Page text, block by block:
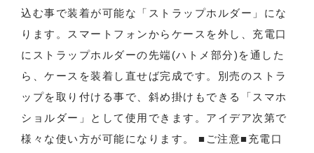
込む事で装着が可能な「ストラップホルダー」にな
ります。スマートフォンからケースを外し、充電口
にストラップホルダーの先端(ハトメ部分)を通した
ら、ケースを装着し直せば完成です。別売のストラ
ップを取り付ける事で、斜め掛けもできる「スマホ
ショルダー」として使用できます。アイデア次第で
様々な使い方が可能になります。 ■ご注意■充電口